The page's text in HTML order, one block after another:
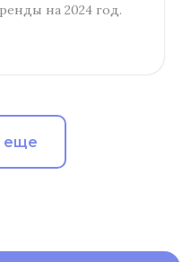
на 2024 год.
еще